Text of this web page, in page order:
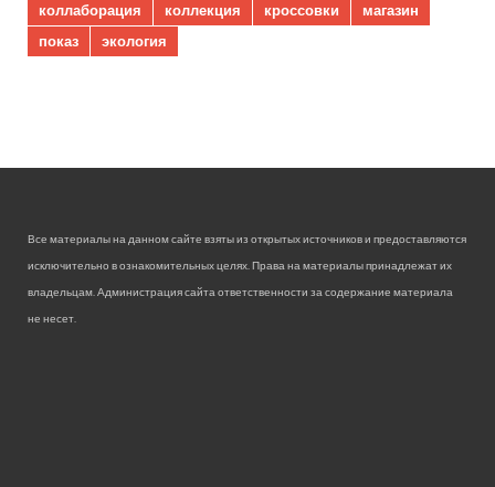
коллаборация
коллекция кроссовки
магазин
показ
экология
Все материалы на данном сайте взяты из открытых источников и предоставляются
исключительно в ознакомительных целях. Права на материалы принадлежат их
владельцам. Администрация сайта ответственности за содержание материала
не несет.